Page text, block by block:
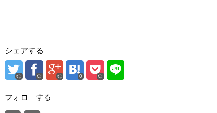
シェアする
0
フォローする